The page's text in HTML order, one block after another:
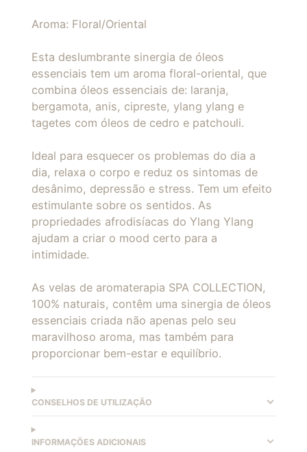
Aroma: Floral/Oriental
Esta deslumbrante sinergia de óleos
essenciais tem um aroma floral-oriental, que
combina óleos essenciais de: laranja,
bergamota, anis, cipreste, ylang ylang e
tagetes com óleos de cedro e patchouli.
Ideal para esquecer os problemas do dia a
dia, relaxa o corpo e reduz os sintomas de
desânimo, depressão e stress. Tem um efeito
estimulante sobre os sentidos. As
propriedades afrodisíacas do Ylang Ylang
ajudam a criar o mood certo para a
intimidade.
As velas de aromaterapia SPA COLLECTION,
100% naturais, contêm uma sinergia de óleos
essenciais criada não apenas pelo seu
maravilhoso aroma, mas também para
proporcionar bem-estar e equilíbrio.
CONSELHOS DE UTILIZAÇÃO
INFORMAÇÕES ADICIONAIS